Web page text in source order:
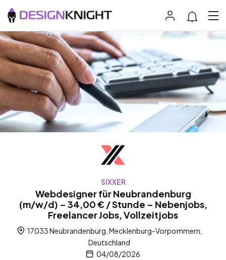
SIXXER
Webdesigner für Neubrandenburg
(m/w/d) – 34,00 € / Stunde – Nebenjobs,
Freelancer Jobs, Vollzeitjobs
17033 Neubrandenburg, Mecklenburg-Vorpommern,
Deutschland
04/08/2026